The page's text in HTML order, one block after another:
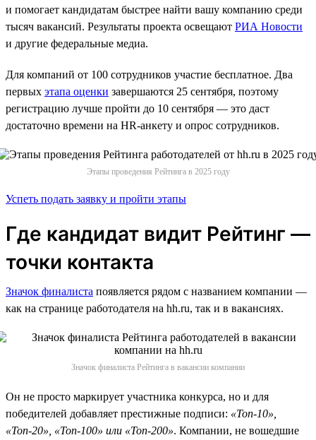
и помогает кандидатам быстрее найти вашу компанию среди
тысяч вакансий. Результаты проекта освещают РИА Новости
и другие федеральные медиа.
Для компаний от 100 сотрудников участие бесплатное. Два
первых этапа оценки завершаются 25 сентября, поэтому
регистрацию лучше пройти до 10 сентября — это даст
достаточно времени на HR-анкету и опрос сотрудников.
Этапы проведения Рейтинга в 2025 году
Успеть подать заявку и пройти этапы
Где кандидат видит Рейтинг —
точки контакта
Значок финалиста появляется рядом с названием компании —
как на странице работодателя на hh.ru, так и в вакансиях.
Значок финалиста Рейтинга в вакансии компании
Он не просто маркирует участника конкурса, но и для
победителей добавляет престижные подписи: «Топ-10»,
«Топ-20», «Топ-100» или «Топ-200». Компании, не вошедшие